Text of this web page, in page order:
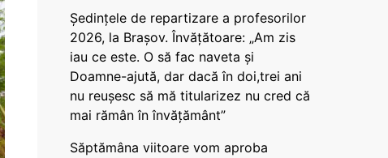
Ședințele de repartizare a profesorilor
2026, la Brașov. Învățătoare: „Am zis
iau ce este. O să fac naveta și
Doamne-ajută, dar dacă în doi,trei ani
nu reușesc să mă titularizez nu cred că
mai rămân în învățământ”
Săptămâna viitoare vom aproba